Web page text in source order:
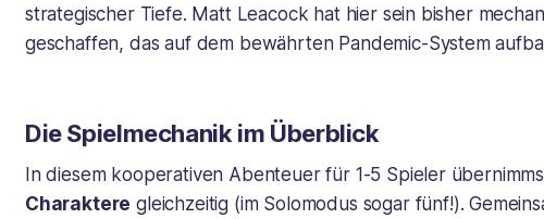
strategischer Tiefe. Matt Leacock hat hier sein bisher
geschaffen, das auf dem bewährten Pandemic-System
Die Spielmechanik im Überblick
In diesem kooperativen Abenteuer für 1-5 Spieler
Charaktere gleichzeitig (im Solomodus sogar fünf!).